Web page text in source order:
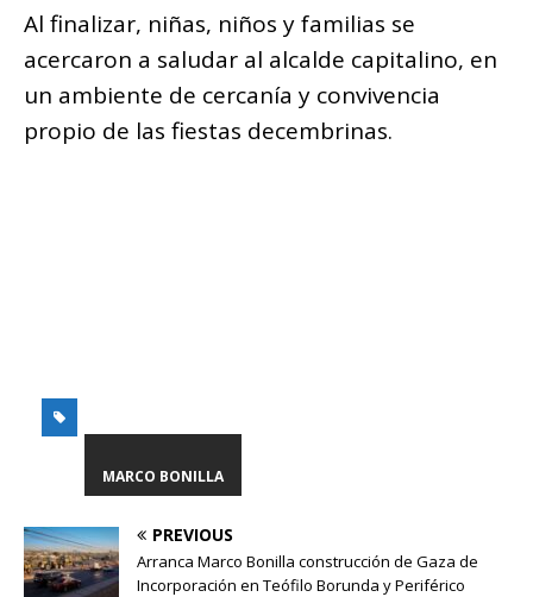
Al finalizar, niñas, niños y familias se
acercaron a saludar al alcalde capitalino, en
un ambiente de cercanía y convivencia
propio de las fiestas decembrinas.
MARCO BONILLA
PREVIOUS
Arranca Marco Bonilla construcción de Gaza de
Incorporación en Teófilo Borunda y Periférico